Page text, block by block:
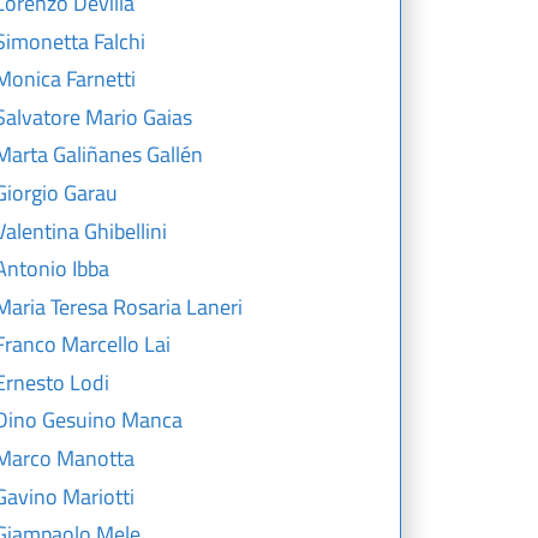
Falchi
Farnetti
Mario Gaias
Galiñanes Gallén
Garau
Ghibellini
Ibba
Teresa Rosaria Laneri
Marcello Lai
Lodi
Gesuino Manca
Manotta
Mariotti